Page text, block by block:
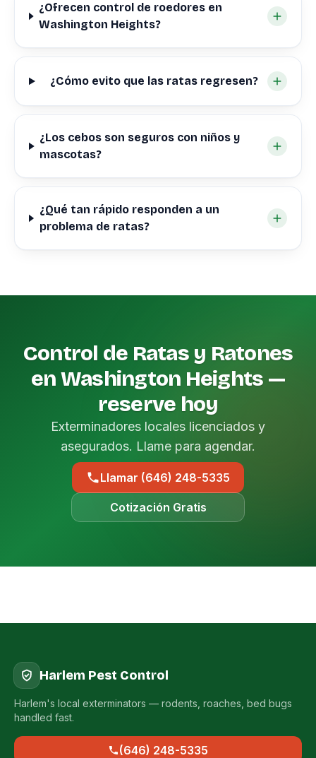
¿Ofrecen control de roedores en
Washington Heights?
¿Cómo evito que las ratas regresen?
¿Los cebos son seguros con niños y
mascotas?
¿Qué tan rápido responden a un
problema de ratas?
Control de Ratas y Ratones
en Washington Heights —
reserve hoy
Exterminadores locales licenciados y
asegurados. Llame para agendar.
Llamar (646) 248-5335
Cotización Gratis
Harlem Pest Control
Harlem's local exterminators — rodents, roaches, bed bugs
handled fast.
(646) 248-5335